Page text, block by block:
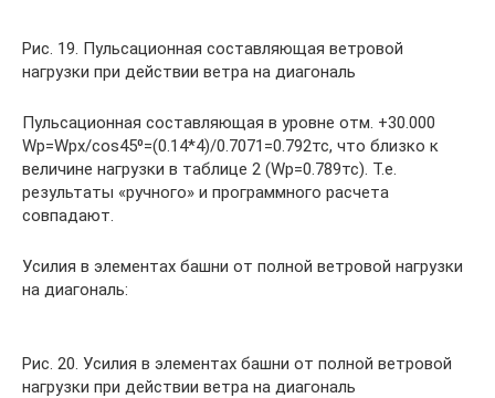
Рис. 19. Пульсационная составляющая ветровой
нагрузки при действии ветра на диагональ
Пульсационная составляющая в уровне отм. +30.000
Wp=Wpx/cos45⁰=(0.14*4)/0.7071=0.792тс, что близко к
величине нагрузки в таблице 2 (Wp=0.789тс). Т.е.
результаты «ручного» и программного расчета
совпадают.
Усилия в элементах башни от полной ветровой нагрузки
на диагональ:
Рис. 20. Усилия в элементах башни от полной ветровой
нагрузки при действии ветра на диагональ